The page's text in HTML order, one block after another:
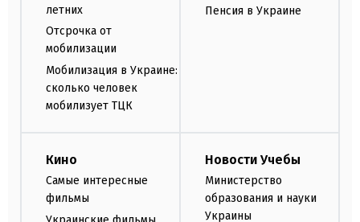
летних
Отсрочка от
мобилизации
Мобилизация в Украине:
сколько человек
мобилизует ТЦК
Пенсия в Украине
Кино
Самые интересные
фильмы
Новости Учебы
Министерство
образования и науки
Украины